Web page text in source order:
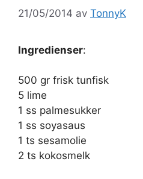
21/05/2014 av TonnyK
Ingredienser:
500 gr frisk tunfisk
5 lime
1 ss palmesukker
1 ss soyasaus
1 ts sesamolie
2 ts kokosmelk